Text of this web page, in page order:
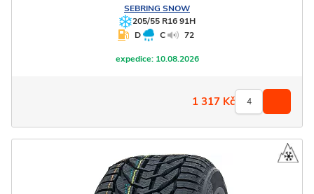
SEBRING SNOW
205/55 R16 91H
D
C 72
expedice:10.08.2026
1 317 Kč